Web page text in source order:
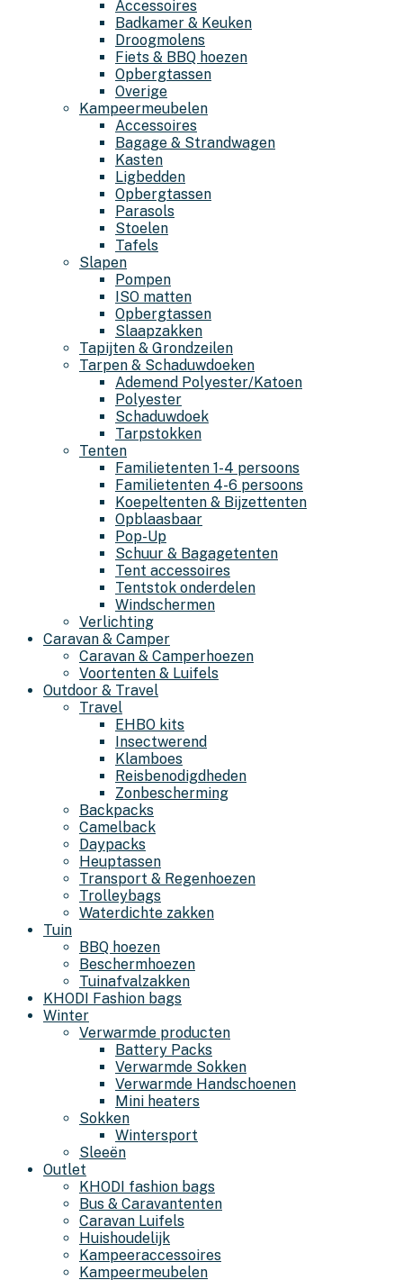
Accessoires
Badkamer & Keuken
Droogmolens
Fiets & BBQ hoezen
Opbergtassen
Overige
Kampeermeubelen
Accessoires
Bagage & Strandwagen
Kasten
Ligbedden
Opbergtassen
Parasols
Stoelen
Tafels
Slapen
Pompen
ISO matten
Opbergtassen
Slaapzakken
Tapijten & Grondzeilen
Tarpen & Schaduwdoeken
Ademend Polyester/Katoen
Polyester
Schaduwdoek
Tarpstokken
Tenten
Familietenten 1-4 persoons
Familietenten 4-6 persoons
Koepeltenten & Bijzettenten
Opblaasbaar
Pop-Up
Schuur & Bagagetenten
Tent accessoires
Tentstok onderdelen
Windschermen
Verlichting
Caravan & Camper
Caravan & Camperhoezen
Voortenten & Luifels
Outdoor & Travel
Travel
EHBO kits
Insectwerend
Klamboes
Reisbenodigdheden
Zonbescherming
Backpacks
Camelback
Daypacks
Heuptassen
Transport & Regenhoezen
Trolleybags
Waterdichte zakken
Tuin
BBQ hoezen
Beschermhoezen
Tuinafvalzakken
KHODI Fashion bags
Winter
Verwarmde producten
Battery Packs
Verwarmde Sokken
Verwarmde Handschoenen
Mini heaters
Sokken
Wintersport
Sleeën
Outlet
KHODI fashion bags
Bus & Caravantenten
Caravan Luifels
Huishoudelijk
Kampeeraccessoires
Kampeermeubelen